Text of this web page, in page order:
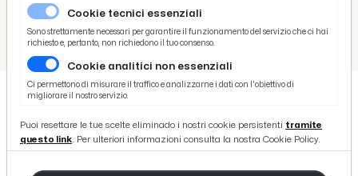
/ Picenotime
/ Ascoli Time
Pineto, Tisci: “Felice di avere tutti a disposizione”. Vigliotti: “Vogliamo preparare al meglio la gara con l'Ascoli”
Pineto, Tisci: “Felice di avere tutti
a disposizione”. Vigliotti:
Cookie tecnici essenziali
Sono strettamente necessari per garantire il funzionamento del servizio che ci hai
richiesto e, pertanto, non richiedono il tuo consenso.
Cookie analitici non essenziali
Ci permettono di misurare il traffico e analizzarne i dati con l'obiettivo di
migliorare il nostro servizio.
Puoi resettare le tue scelte eliminado i nostri cookie persistenti tramite
questo link. Per ulteriori informazioni consulta la nostra Cookie Policy.
Basket
Ciclismo